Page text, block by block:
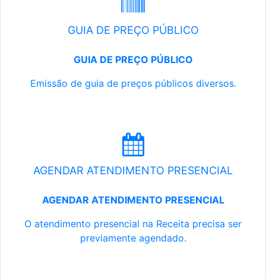
GUIA DE PREÇO PÚBLICO
GUIA DE PREÇO PÚBLICO
Emissão de guia de preços públicos diversos.
AGENDAR ATENDIMENTO PRESENCIAL
AGENDAR ATENDIMENTO PRESENCIAL
O atendimento presencial na Receita precisa ser
previamente agendado.